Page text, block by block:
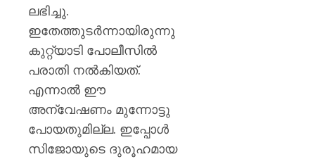
ലഭിച്ചു.
ഇതേത്തുടർന്നായിരുന്നു
കുറ്റ്യാടി പോലീസിൽ
പരാതി നൽകിയത്.
എന്നാല്‍ ഈ
അന്വേഷണം മുന്നോട്ടു
പോയതുമില്ല. ഇപ്പോള്‍
സിജോയുടെ ദുരൂഹമായ